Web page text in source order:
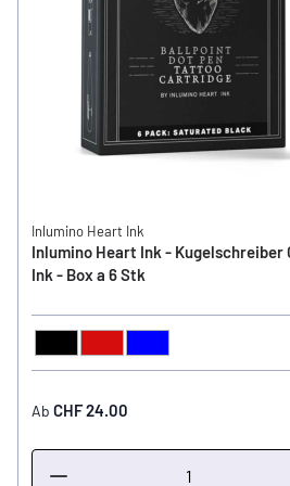
Inlumino Heart Ink
Inlumino Heart Ink -
Ink - Box a 6 Stk
FARBE
Ab CHF 24.00